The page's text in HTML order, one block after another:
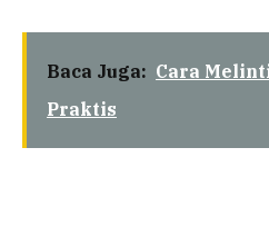
Baca Juga: Cara
Praktis